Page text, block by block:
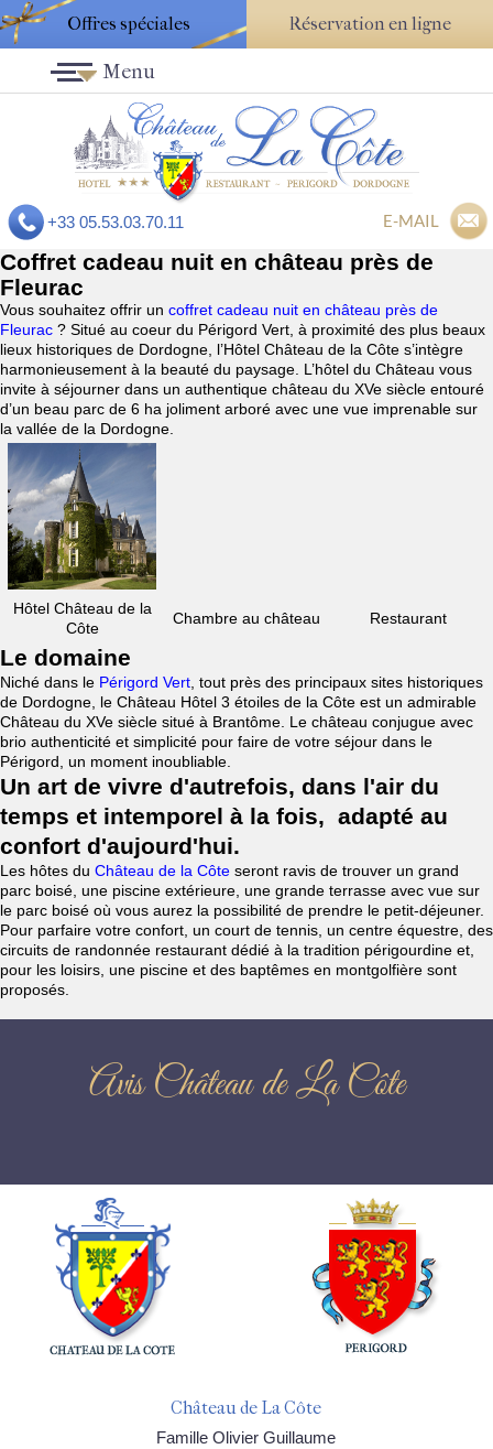
Offres spéciales Réservation en ligne
+33 05.53.03.70.11 E-MAIL
Menu
Coffret cadeau nuit en château près de
Fleurac
Vous souhaitez offrir un coffret cadeau nuit en château près de
Fleurac ? Situé au coeur du Périgord Vert, à proximité des plus beaux
lieux historiques de Dordogne, l’Hôtel Château de la Côte s’intègre
harmonieusement à la beauté du paysage. L’hôtel du Château vous
invite à séjourner dans un authentique château du XVe siècle entouré
d’un beau parc de 6 ha joliment arboré avec une vue imprenable sur
la vallée de la Dordogne.
Hôtel Château de la
Côte
Chambre au château Restaurant
Le domaine
Niché dans le Périgord Vert , tout près des principaux sites historiques
de Dordogne, le Château Hôtel 3 étoiles de la Côte est un admirable
Château du XVe siècle situé à Brantôme. Le château conjugue avec
brio authenticité et simplicité pour faire de votre séjour dans le
Périgord, un moment inoubliable.
Un art de vivre d'autrefois, dans l'air du
temps et intemporel à la fois, adapté au
confort d'aujourd'hui.
Les hôtes du Château de la Côte seront ravis de trouver un grand
parc boisé, une piscine extérieure, une grande terrasse avec vue sur
le parc boisé où vous aurez la possibilité de prendre le petit-déjeuner.
Pour parfaire votre confort, un court de tennis, un centre équestre, des
circuits de randonnée restaurant dédié à la tradition périgourdine et,
pour les loisirs, une piscine et des baptêmes en montgolfière sont
proposés.
Avis Château de La Côte
Château de La Côte
Famille Olivier Guillaume